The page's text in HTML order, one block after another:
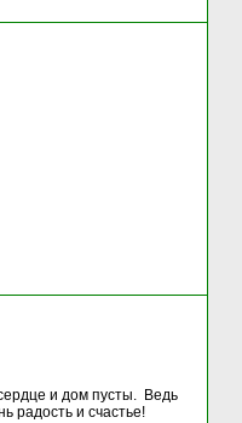
и дом пусты. Ведь
радость и счастье!